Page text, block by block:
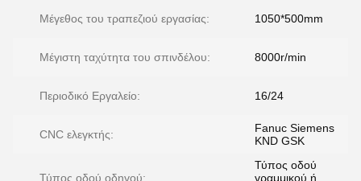
Μέγεθος του τραπεζιού εργασίας: 1050*500mm
Μέγιστη ταχύτητα του σπινδέλου: 8000r/min
Περιοδικό Εργαλείο: 16/24
CNC ελεγκτής:
Fanuc Siemens
KND GSK
Τύπος οδού οδηγού:
Τύπος οδού
γραμμικού ή